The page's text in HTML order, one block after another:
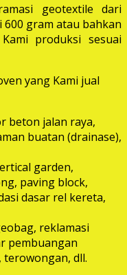
geotextile dari
gram atau bahkan
produksi sesuai
yang Kami jual
beton jalan raya,
buatan (drainase),
garden,
paving block,
dasar rel kereta,
reklamasi
pembuangan
dll.